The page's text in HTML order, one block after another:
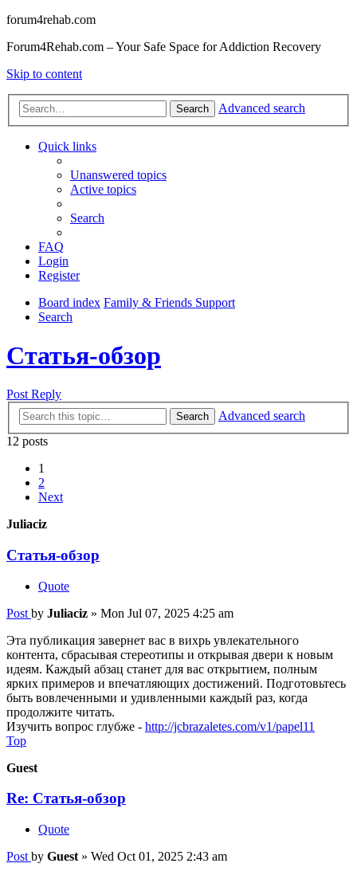
forum4rehab.com
Forum4Rehab.com – Your Safe Space for Addiction Recovery
Skip to content
Search Advanced search
Quick links
Unanswered topics
Active topics
Search
FAQ
Login
Register
Board index Family & Friends Support
Search
Статья-обзор
Post Reply
Search
Advanced search
12 posts
1
2
Next
Juliaciz
Статья-обзор
Quote
Post by Juliaciz » Mon Jul 07, 2025 4:25 am
Эта публикация завернет вас в вихрь увлекательного
контента, сбрасывая стереотипы и открывая двери к новым
идеям. Каждый абзац станет для вас открытием, полным
ярких примеров и впечатляющих достижений. Подготовьтесь
быть вовлеченными и удивленными каждый раз, когда
продолжите читать.
Изучить вопрос глубже - http://jcbrazaletes.com/v1/papel11
Top
Guest
Re: Статья-обзор
Quote
Post by Guest » Wed Oct 01, 2025 2:43 am